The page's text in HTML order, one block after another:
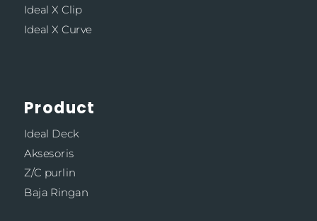
Ideal X Clip
Ideal X Curve
Product
Ideal Deck
Aksesoris
Z/C purlin
Baja Ringan